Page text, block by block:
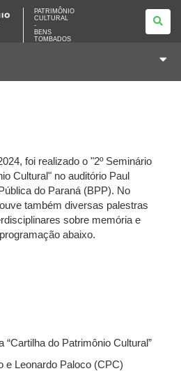
PATRIMÔNIO
CULTURAL
-
BENS
TOMBADOS
foi realizado o "2º Seminário
Cultural" no auditório Paul
do Paraná (BPP). No
também diversas palestras
sobre memória e
abaixo.
“Cartilha do Patrimônio Cultural”
e Leonardo Paloco (CPC)